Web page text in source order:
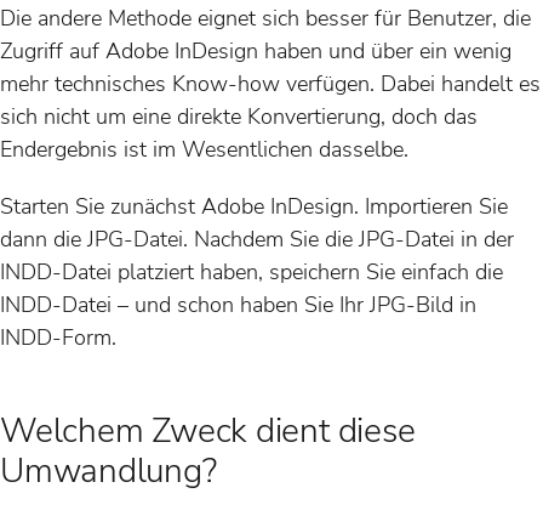
Die andere Methode eignet sich besser für Benutzer, die
Zugriff auf Adobe InDesign haben und über ein wenig
mehr technisches Know-how verfügen. Dabei handelt es
sich nicht um eine direkte Konvertierung, doch das
Endergebnis ist im Wesentlichen dasselbe.
Starten Sie zunächst Adobe InDesign. Importieren Sie
dann die JPG-Datei. Nachdem Sie die JPG-Datei in der
INDD-Datei platziert haben, speichern Sie einfach die
INDD-Datei – und schon haben Sie Ihr JPG-Bild in
INDD-Form.
Welchem Zweck dient diese
Umwandlung?